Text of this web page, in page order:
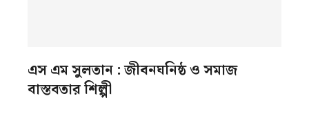
এস এম সুলতান : জীবনঘনিষ্ঠ ও সমাজ
বাস্তবতার শিল্পী